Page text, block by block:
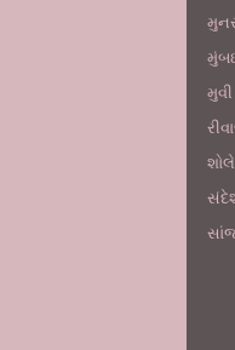
મુવી
શોલે